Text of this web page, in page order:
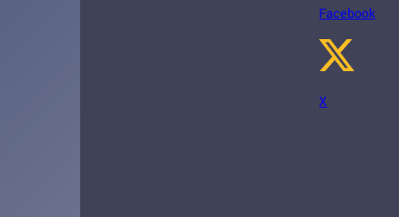
Facebook
X